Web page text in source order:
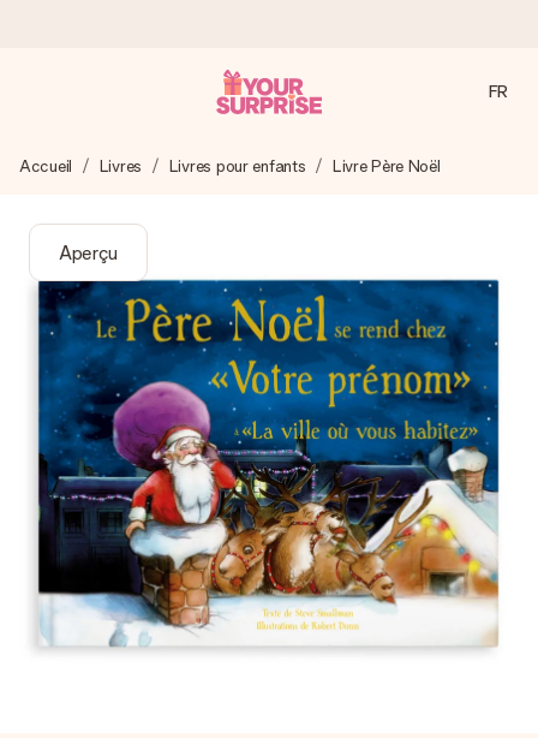
Nous préparons votre cadeau avec attention et l’envoyons
4,9 (sur la base de +15 000 avis)
Nos cadeaux sont appréciés. Les clients nous attribuent
une note de 4,9 sur Google Reviews (total de tous les
pays où nous sommes présents).
Carte de vœux gratuite
Créez quelque chose d’unique en quelques étapes – avec
son prénom, votre photo ou un message qui touche le cœur.
Sans complications, juste tout l’amour pour le moment idéal.
FR
Accueil Livres Livres pour enfants Livre Père Noël
Aperçu